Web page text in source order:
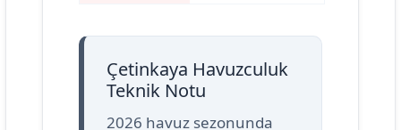
Çetinkaya Havuzculuk
Teknik Notu
2026 havuz sezonunda